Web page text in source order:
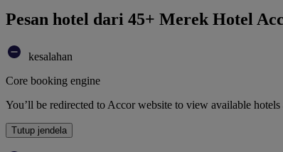
Pesan hotel dari 45+ Merek Hotel
kesalahan
Core booking engine
You’ll be redirected to Accor website to view available
Tutup jendela